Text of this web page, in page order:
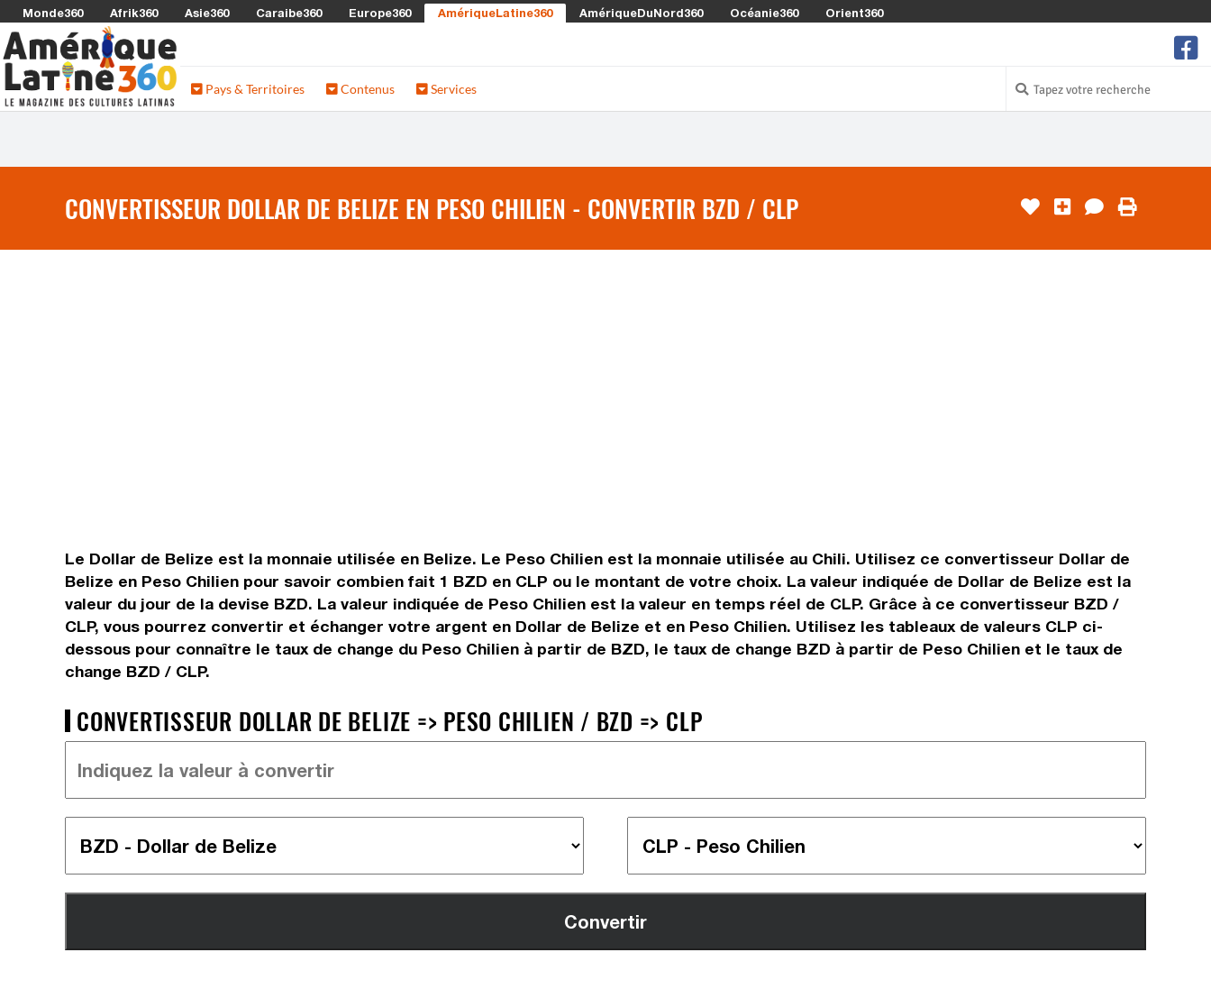
Monde360 Afrik360 Asie360 Caraibe360 Europe360 AmériqueLatine360 AmériqueDuNord360 Océanie360 Orient360
Pays & Territoires Contenus Services
CONVERTISSEUR DOLLAR DE BELIZE EN PESO CHILIEN - CONVERTIR BZD / CLP
Le Dollar de Belize est la monnaie utilisée en Belize. Le Peso Chilien est la monnaie utilisée au Chili. Utilisez ce convertisseur Dollar de
Belize en Peso Chilien pour savoir combien fait 1 BZD en CLP ou le montant de votre choix. La valeur indiquée de Dollar de Belize est la
valeur du jour de la devise BZD. La valeur indiquée de Peso Chilien est la valeur en temps réel de CLP. Grâce à ce convertisseur BZD /
CLP, vous pourrez convertir et échanger votre argent en Dollar de Belize et en Peso Chilien. Utilisez les tableaux de valeurs CLP ci-
dessous pour connaître le taux de change du Peso Chilien à partir de BZD, le taux de change BZD à partir de Peso Chilien et le taux de
change BZD / CLP.
CONVERTISSEUR DOLLAR DE BELIZE => PESO CHILIEN / BZD => CLP